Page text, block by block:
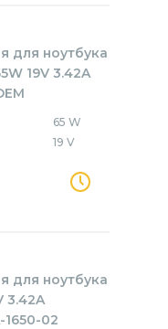
для ноутбука
19V 3.42A
65 W
19 V
для ноутбука
3.42A
1650-02